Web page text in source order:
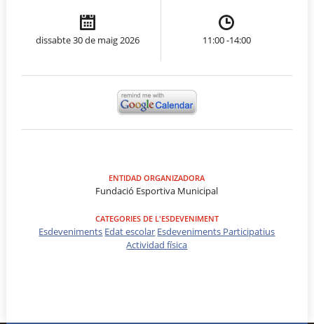
dissabte 30 de maig 2026 11:00 -14:00
ENTIDAD ORGANIZADORA
Fundació Esportiva Municipal
CATEGORIES DE L'ESDEVENIMENT
Esdeveniments Edat escolar Esdeveniments Participatius
Actividad física